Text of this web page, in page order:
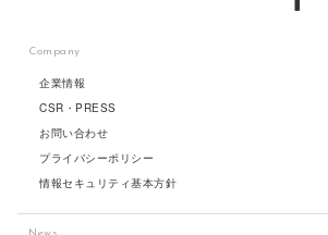
Company
企業情報
CSR・PRESS
お問い合わせ
プライバシーポリシー
情報セキュリティ基本方針